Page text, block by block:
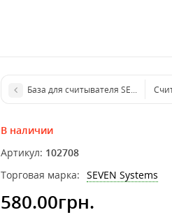
База для считывателя SEVEN B-784
В наличии
Артикул: 102708
Торговая марка: SEVEN Systems
580.00грн.